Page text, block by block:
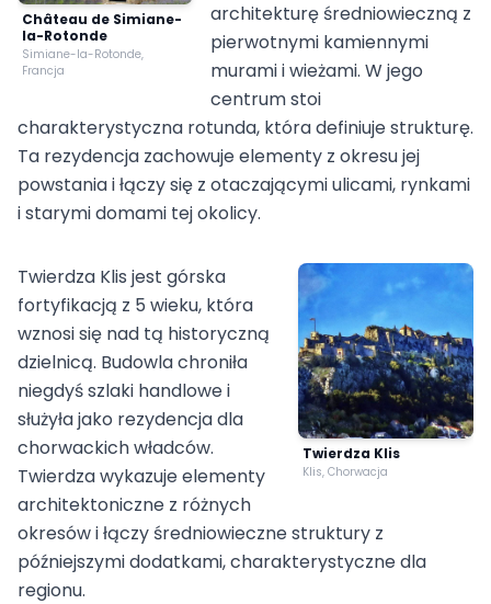
Château de Simiane-
la-Rotonde
Simiane-la-Rotonde,
Francja
architekturę średniowieczną z
pierwotnymi kamiennymi
murami i wieżami. W jego
centrum stoi
charakterystyczna rotunda, która definiuje strukturę.
Ta rezydencja zachowuje elementy z okresu jej
powstania i łączy się z otaczającymi ulicami, rynkami
i starymi domami tej okolicy.
Twierdza Klis
Klis, Chorwacja
Twierdza Klis jest górska
fortyfikacją z 5 wieku, która
wznosi się nad tą historyczną
dzielnicą. Budowla chroniła
niegdyś szlaki handlowe i
służyła jako rezydencja dla
chorwackich władców.
Twierdza wykazuje elementy
architektoniczne z różnych
okresów i łączy średniowieczne struktury z
późniejszymi dodatkami, charakterystyczne dla
regionu.